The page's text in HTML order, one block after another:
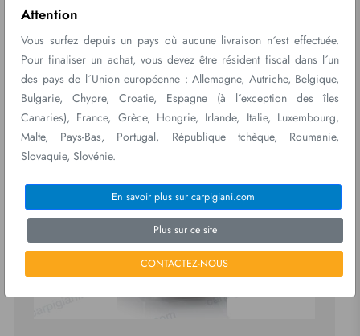
Attention
Vous surfez depuis un pays où aucune livraison n´est effectuée.
Pour finaliser un achat, vous devez être résident fiscal dans l´un
des pays de l´Union européenne : Allemagne, Autriche, Belgique,
Bulgarie, Chypre, Croatie, Espagne (à l´exception des îles
Canaries), France, Grèce, Hongrie, Irlande, Italie, Luxembourg,
Malte, Pays-Bas, Portugal, République tchèque, Roumanie,
Slovaquie, Slovénie.
En savoir plus sur carpigiani.com
Plus sur ce site
CONTACTEZ-NOUS